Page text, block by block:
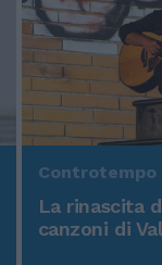
Controtempo
La rinascita
canzoni di